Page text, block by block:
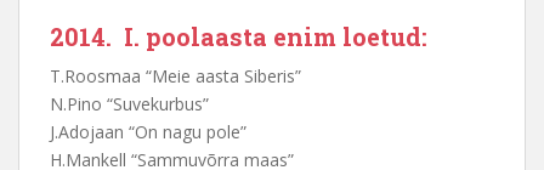
2014. I. poolaasta enim loetud:
T.Roosmaa “Meie aasta Siberis”
N.Pino “Suvekurbus”
J.Adojaan “On nagu pole”
H.Mankell “Sammuvõrra maas”